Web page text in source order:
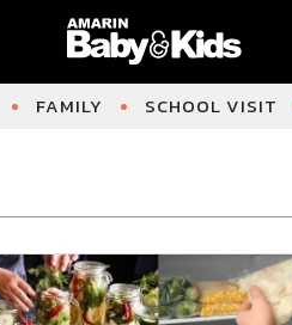
FAMILY SCHOOL VISIT